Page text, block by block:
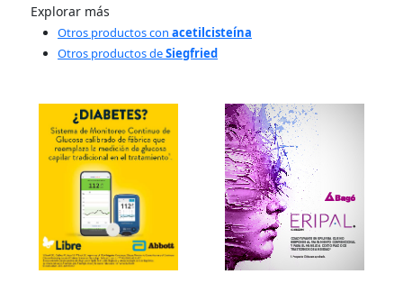
Explorar más
Otros productos con acetilcisteína
Otros productos deSiegfried